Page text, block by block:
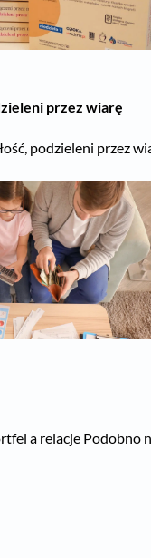
przez wiarę
podzieleni przez
a relacje Podobno